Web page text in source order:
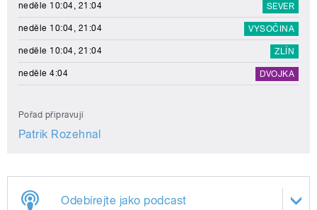
neděle 10:04, 21:04 SEVER
neděle 10:04, 21:04 VYSOČINA
neděle 10:04, 21:04 ZLÍN
neděle 4:04 DVOJKA
Pořad připravují
Patrik Rozehnal
Odebírejte jako podcast